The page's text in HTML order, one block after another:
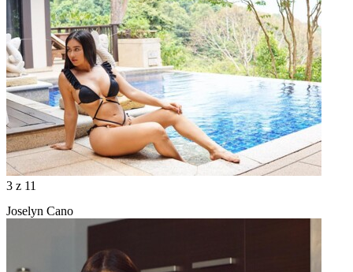
3 z 11
Joselyn Cano